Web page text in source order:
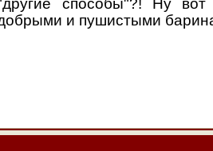
способы"?! Ну вот
и пушистыми